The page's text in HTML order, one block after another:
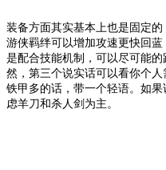
装备方面其实基本上也是固定
游侠羁绊可以增加攻速更快回
是配合技能机制，可以尽可能
然，第三个说实话可以看你个
铁甲多的话，带一个轻语。如
虑羊刀和杀人剑为主。